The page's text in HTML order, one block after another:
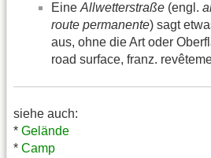
EineAllwetterstraße (engl.
route permanente) sagt
aus, ohne die Art oder
road surface, franz.
siehe auch:
* Gelände
* Camp